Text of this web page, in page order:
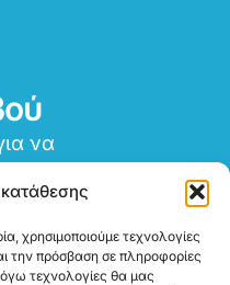
χρησιμοποιούμε τεχνολογίες
την πρόσβαση σε πληροφορίες
τεχνολογίες θα μας
να